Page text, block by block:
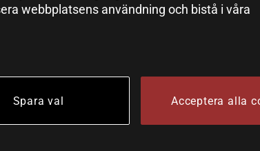
webbplatsens användning och bistå i våra
Spara val Acceptera alla